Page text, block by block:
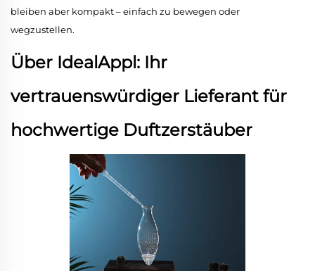
bleiben aber kompakt – einfach zu bewegen oder
wegzustellen.
Über IdealAppl: Ihr
vertrauenswürdiger Lieferant für
hochwertige Duftzerstäuber